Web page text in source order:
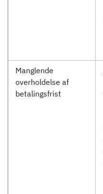
Manglende
overholdelse af
betalingsfrist